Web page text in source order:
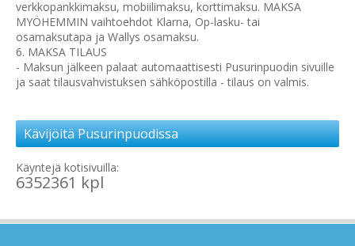
verkkopankkimaksu, mobiilimaksu, korttimaksu. MAKSA
MYÖHEMMIN vaihtoehdot Klarna, Op-lasku- tai
osamaksutapa ja Wallys osamaksu.
6. MAKSA TILAUS
- Maksun jälkeen palaat automaattisesti Pusurinpuodin sivuille
ja saat tilausvahvistuksen sähköpostilla - tilaus on valmis.
Kävijöitä Pusurinpuodissa
Käyntejä kotisivuilla:
6352361 kpl